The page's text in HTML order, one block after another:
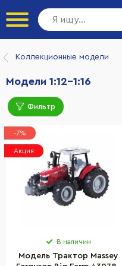
Коллекционные модели
Модели 1:12-1:16
Фильтр
-7%
Акция
В наличии
Модель Трактор Massey